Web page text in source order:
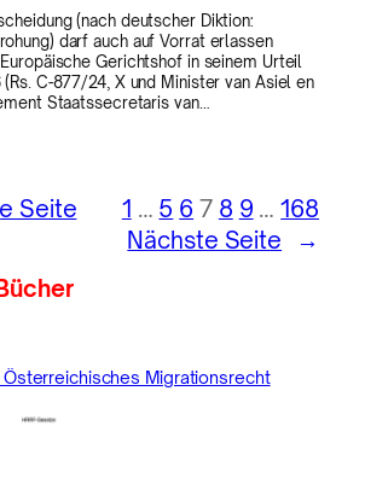
(nach deutscher Diktion:
darf auch auf Vorrat erlassen
Gerichtshof in seinem Urteil
C-877/24, X und Minister van Asiel en
Staatssecretaris van…
Seite 1 … 5 6 7 8 9 … 168
Nächste Seite
→
Migrationsrecht